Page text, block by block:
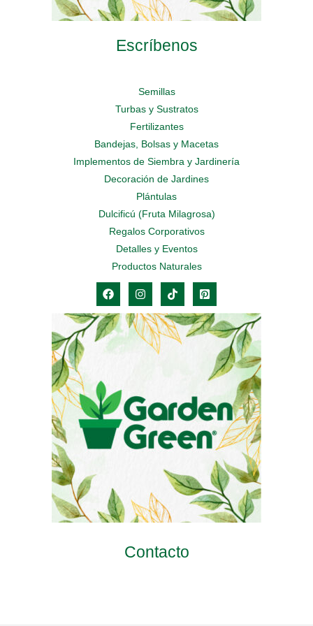
Escríbenos
Semillas
Turbas y Sustratos
Fertilizantes
Bandejas, Bolsas y Macetas
Implementos de Siembra y Jardinería
Decoración de Jardines
Plántulas
Dulcificú (Fruta Milagrosa)
Regalos Corporativos
Detalles y Eventos
Productos Naturales
Contacto